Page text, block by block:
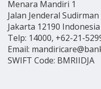
Menara Mandiri 1
Jalan Jenderal
Jakarta 12190 Indonesia
Telp: 14000, +62-21-
Email:
SWIFT Code: BMRIIDJA